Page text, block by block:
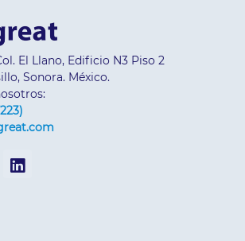
El Llano, Edificio N3 Piso 2
Sonora. México.